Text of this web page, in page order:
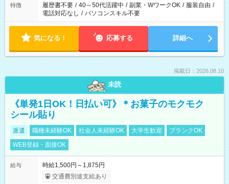
特徴 履歴書不要 / 40～50代活躍中 / 副業・WワークOK / 服装自由 /
電話対応なし / パソコンスキル不要
気になる！ 応募する 詳細へ
掲載日：2026.08.10
未読
《単発1日OK！日払い可》＊お菓子のモクモク
シール貼り
派遣 職種未経験OK 社会人未経験OK 大学生歓迎
ブランクOK
WEB登録・面接OK
給与
時給1,500円～1,875円
交通費別途支給あり